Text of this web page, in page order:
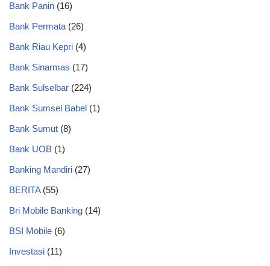
Bank Panin (16)
Bank Permata (26)
Bank Riau Kepri (4)
Bank Sinarmas (17)
Bank Sulselbar (224)
Bank Sumsel Babel (1)
Bank Sumut (8)
Bank UOB (1)
Banking Mandiri (27)
BERITA(55)
Bri Mobile Banking (14)
BSI Mobile (6)
Investasi (11)